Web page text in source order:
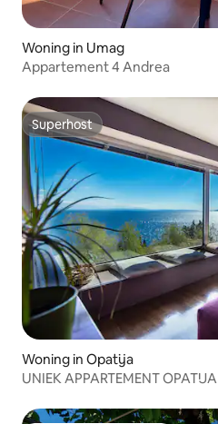
Woning in Umag
Appartement 4 Andrea
Superhost
Superhost
Woning in Opatija
UNIEK APPARTEMENT OPATIJA